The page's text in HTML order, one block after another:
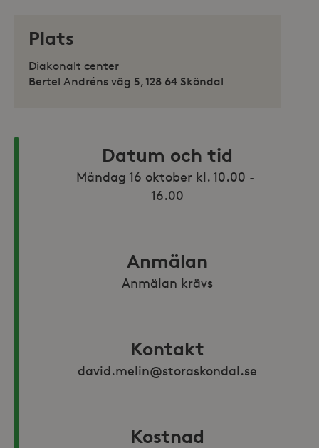
Plats
Diakonalt center
Bertel Andréns väg 5, 128 64 Sköndal
Datum och tid
Måndag 16 oktober kl. 10.00 -
16.00
Anmälan
Anmälan krävs
Kontakt
david.melin@storaskondal.se
Kostnad